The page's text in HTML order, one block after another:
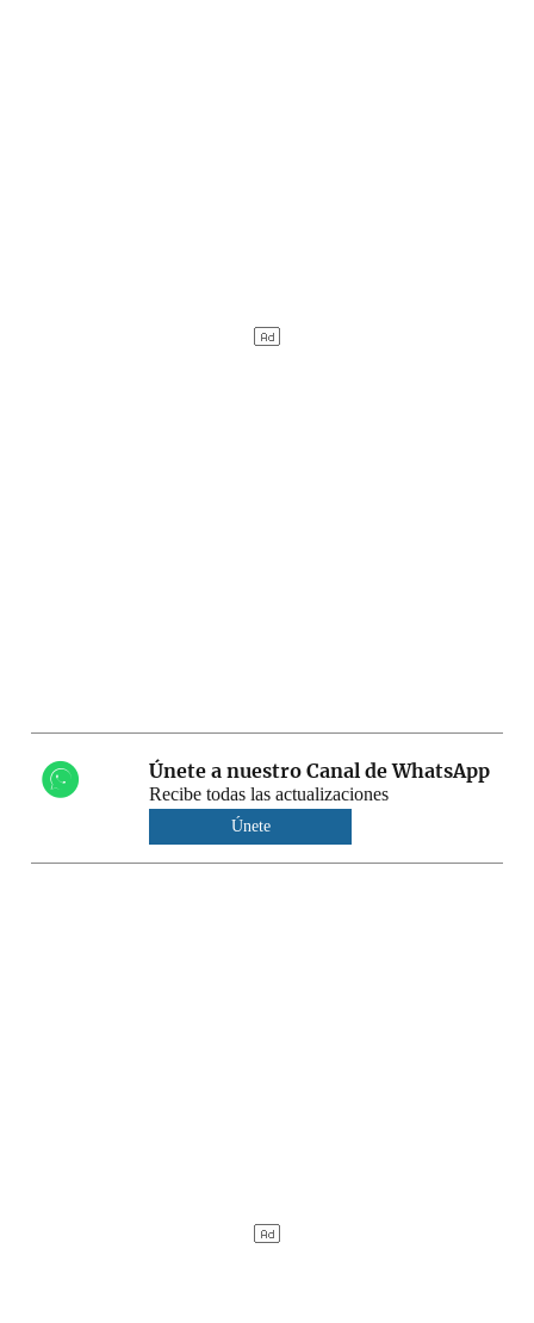
Únete a nuestro Canal de WhatsApp
Recibe todas las actualizaciones
Únete